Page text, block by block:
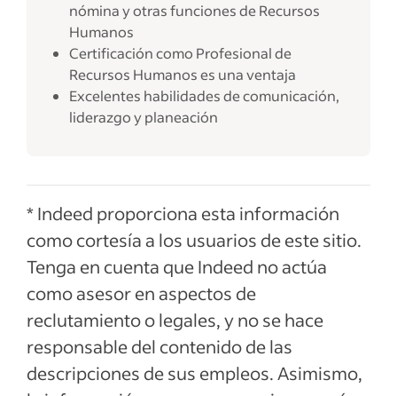
nómina y otras funciones de Recursos
Humanos
Certificación como Profesional de
Recursos Humanos es una ventaja
Excelentes habilidades de comunicación,
liderazgo y planeación
* Indeed proporciona esta información
como cortesía a los usuarios de este sitio.
Tenga en cuenta que Indeed no actúa
como asesor en aspectos de
reclutamiento o legales, y no se hace
responsable del contenido de las
descripciones de sus empleos. Asimismo,